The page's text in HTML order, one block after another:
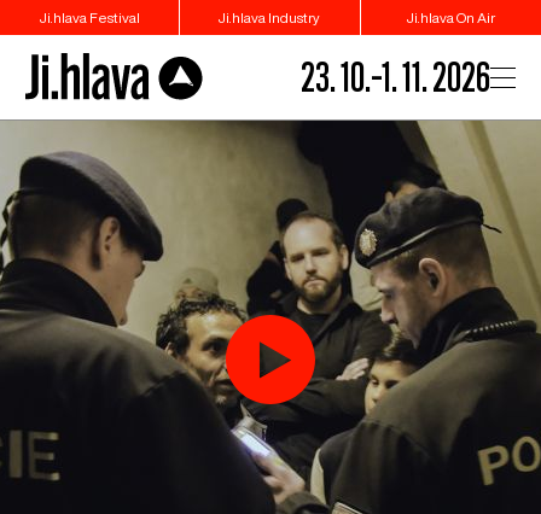
Ji.hlava Festival Ji.hlava Industry Ji.hlava On Air
23. 10.–1. 11. 2026